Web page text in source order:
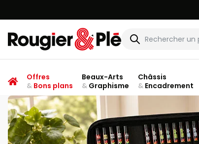
Rougier & Plé
Offres
&Bons plans
Beaux-Arts
&Graphisme
Châssis
&Encadrement